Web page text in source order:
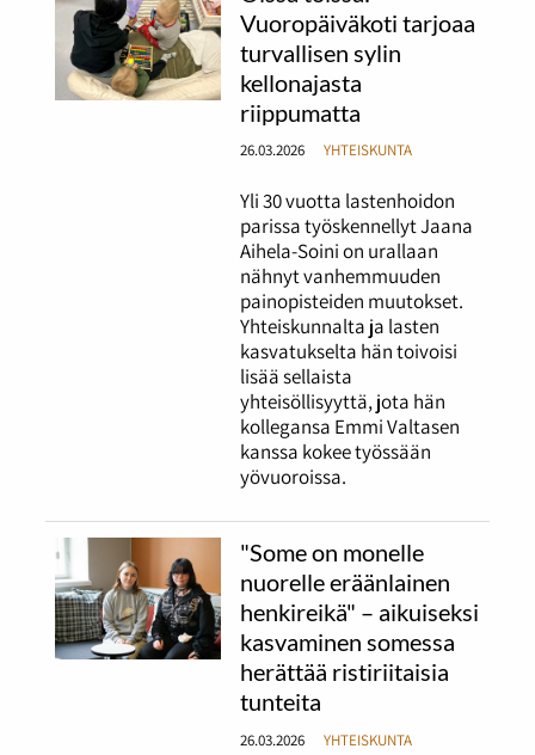
Vuoropäiväkoti tarjoaa
turvallisen sylin
kellonajasta
riippumatta
26.03.2026 YHTEISKUNTA
Yli 30 vuotta lastenhoidon
parissa työskennellyt Jaana
Aihela-Soini on urallaan
nähnyt vanhemmuuden
painopisteiden muutokset.
Yhteiskunnalta ja lasten
kasvatukselta hän toivoisi
lisää sellaista
yhteisöllisyyttä, jota hän
kollegansa Emmi Valtasen
kanssa kokee työssään
yövuoroissa.
"Some on monelle
nuorelle eräänlainen
henkireikä" – aikuiseksi
kasvaminen somessa
herättää ristiriitaisia
tunteita
26.03.2026 YHTEISKUNTA